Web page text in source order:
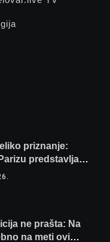
priznanje:
predstavlja
Europskog
ne prašta: Na
na meti ovi